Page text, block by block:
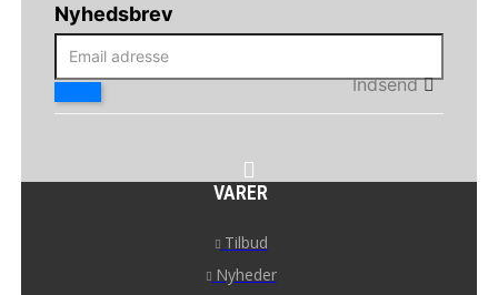
Nyhedsbrev
Indsend
VARER
Tilbud
Nyheder